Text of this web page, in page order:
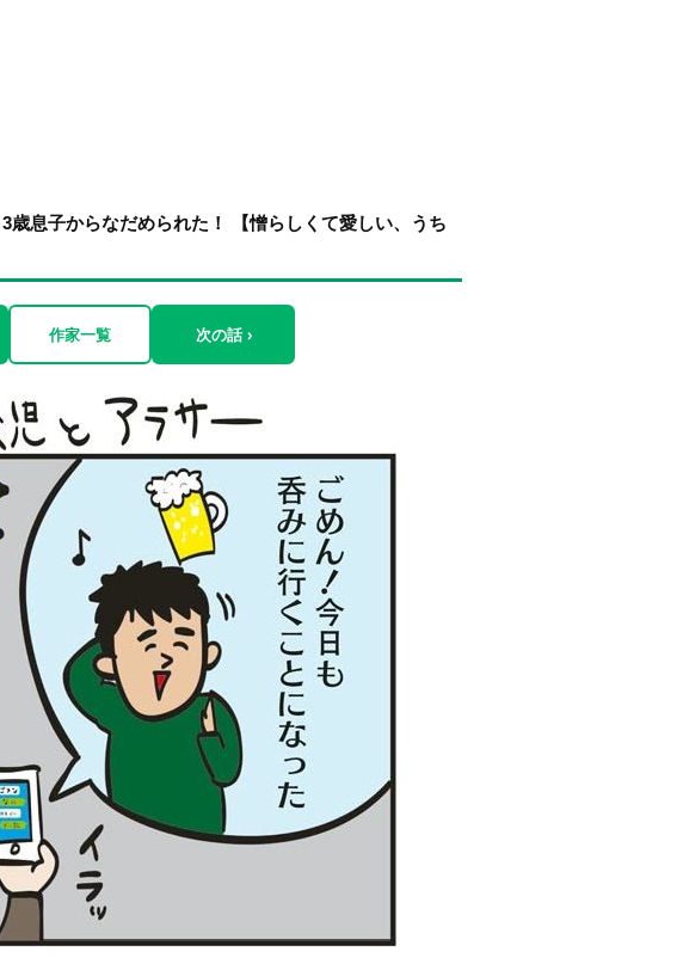
歳息子からなだめられた！ 【憎らしくて愛しい、うち
作家一覧 次の話 ›